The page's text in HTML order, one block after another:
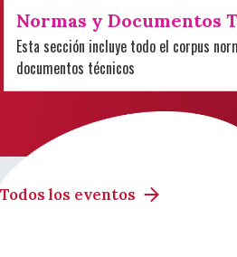
Normas y Documentos
Esta sección incluye todo el corpus
documentos técnicos
Todos los eventos